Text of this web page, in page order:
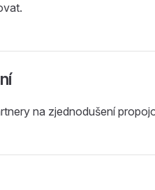
na zjednodušení